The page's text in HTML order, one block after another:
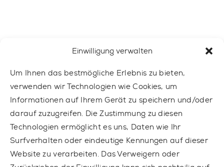
Einwilligung verwalten
Um Ihnen das bestmögliche Erlebnis zu bieten,
verwenden wir Technologien wie Cookies, um
Informationen auf Ihrem Gerät zu speichern und/oder
darauf zuzugreifen. Die Zustimmung zu diesen
Technologien ermöglicht es uns, Daten wie Ihr
Surfverhalten oder eindeutige Kennungen auf dieser
Website zu verarbeiten. Das Verweigern oder
trainer@outdoor-gym.com